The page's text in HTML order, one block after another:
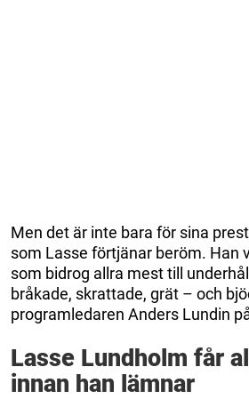
Men det är inte bara för sina
som Lasse förtjänar beröm. Han
som bidrog allra mest till
bråkade, skrattade, grät – och
programledaren Anders Lundin
Lasse Lundholm får
innan han lämnar